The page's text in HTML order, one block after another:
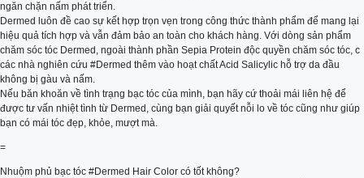
ngăn chặn nấm phát triển.
Dermed luôn đề cao sự kết hợp trọn vẹn trong công thức thành phẩm để mang lại
hiệu quả tích hợp và vẫn đảm bảo an toàn cho khách hàng. Với dòng sản phẩm
chăm sóc tóc Dermed, ngoài thành phần Sepia Protein độc quyền chăm sóc tóc, c
các nhà nghiên cứu #Dermed thêm vào hoạt chất Acid Salicylic hỗ trợ da đầu
không bị gàu và nấm.
Nếu băn khoăn về tình trạng bạc tóc của mình, bạn hãy cứ thoải mái liên hệ để
được tư vấn nhiệt tình từ Dermed, cùng bạn giải quyết nỗi lo về tóc cũng như giúp
bạn có mái tóc đẹp, khỏe, mượt mà.
=
Nhuộm phủ bạc tóc #Dermed Hair Color có tốt không?